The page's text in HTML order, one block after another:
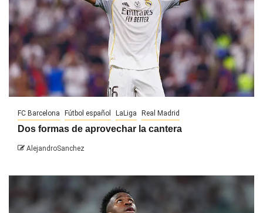
FC Barcelona Fútbol español LaLiga Real Madrid
Dos formas de aprovechar la cantera
AlejandroSanchez